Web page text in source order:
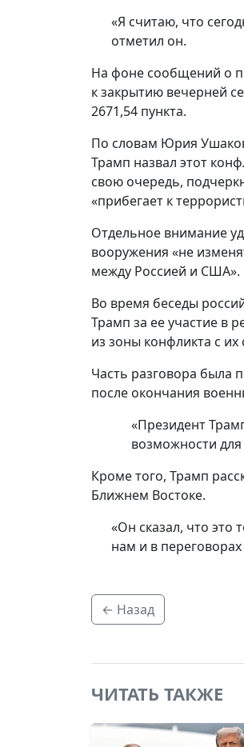
«Я считаю, что
отметил он.
На фоне сообщений о
к закрытию вечерней
2671,54 пункта.
По словам Юрия
Трамп назвал этот
свою очередь,
«прибегает к
Отдельное внимание
вооружения «не
между Россией и США».
Во время беседы
Трамп за ее участие в
из зоны конфликта с
Часть разговора была
после окончания
«Президент
возможности
Кроме того, Трамп
Ближнем Востоке.
«Он сказал, что это
нам и в
← Назад
ЧИТАТЬ ТАКЖЕ